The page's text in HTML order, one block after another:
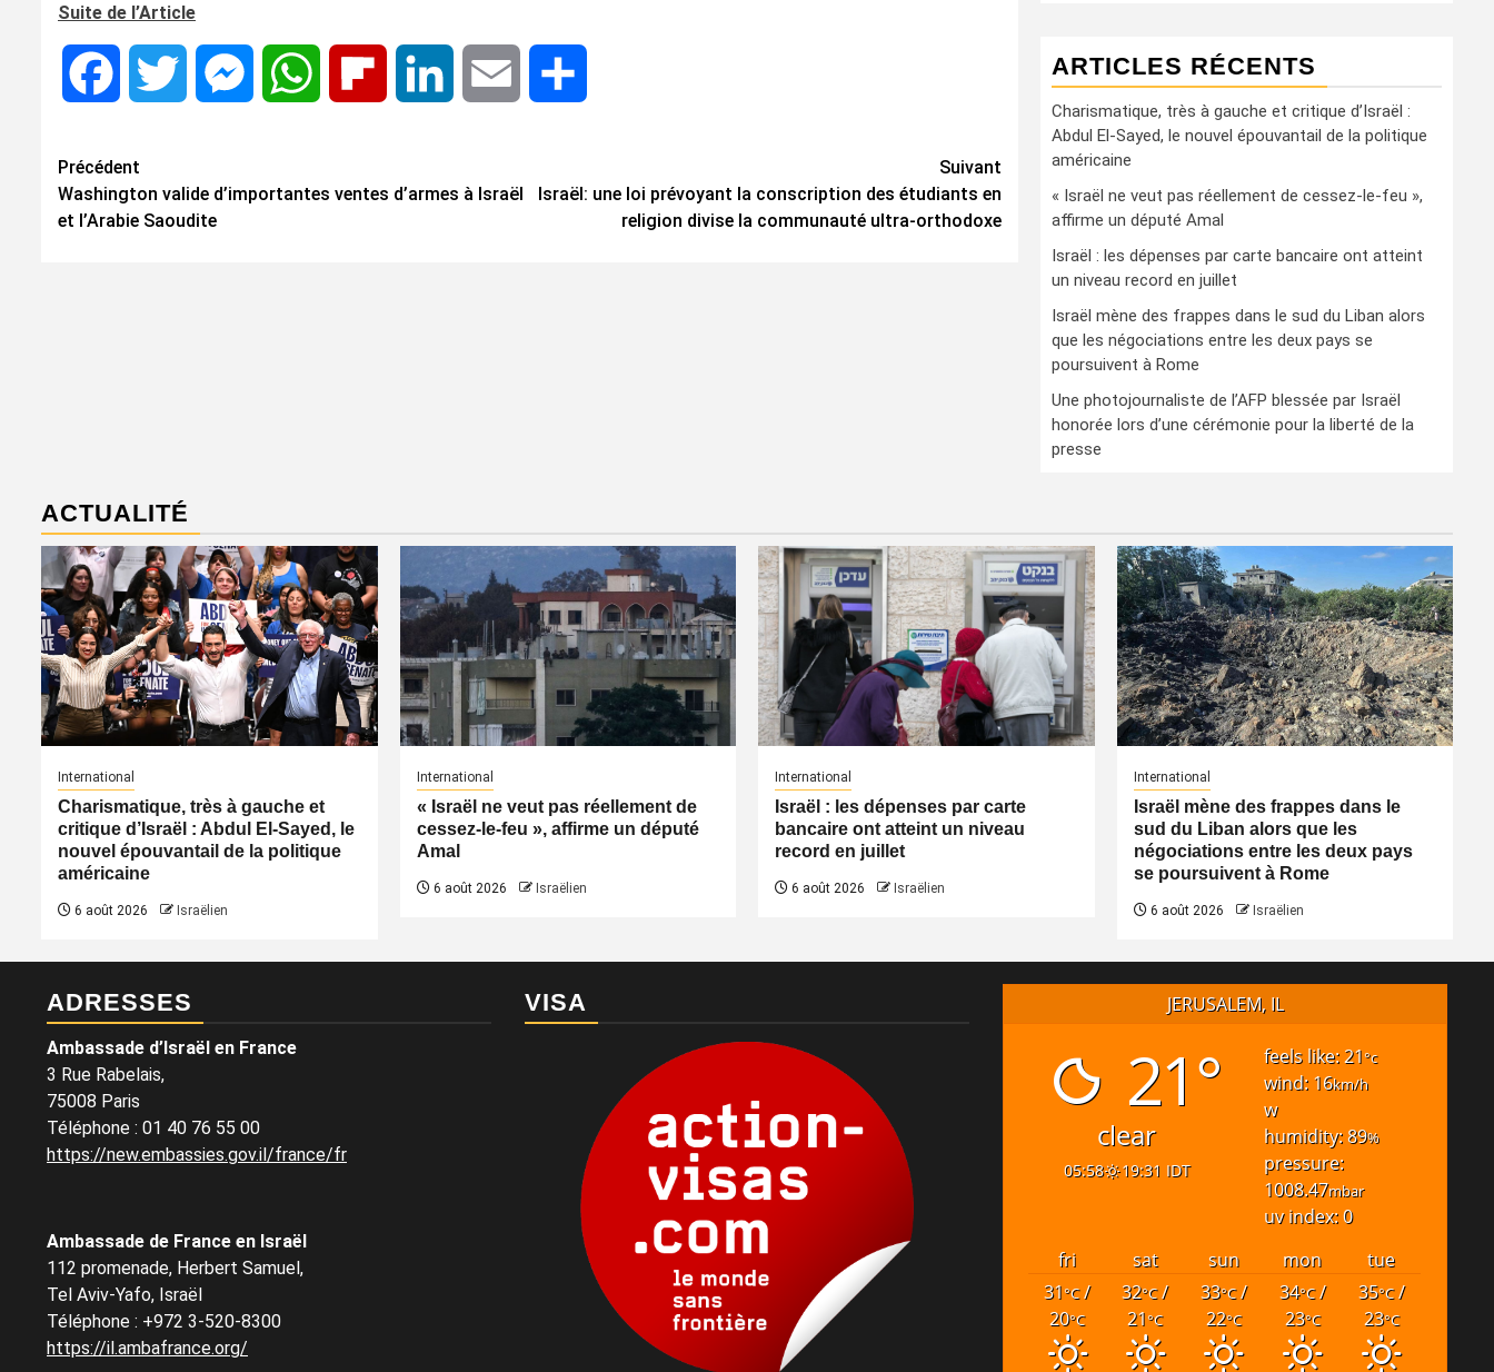
Suite de l’Article
Facebook Twitter MessengerWhatsApp Flipboard LinkedIn Email
Navigation
d’article
Précédent
Washington valide d’importantes ventes d’armes à Israël
et l’Arabie Saoudite
Suivant
Israël: une loi prévoyant la conscription des étudiants en
religion divise la communauté ultra-orthodoxe
ARTICLES RÉCENTS
Charismatique, très à gauche et critique d’Israël :
Abdul El-Sayed, le nouvel épouvantail de la politique
américaine
« Israël ne veut pas réellement de cessez-le-feu »,
affirme un député Amal
Israël : les dépenses par carte bancaire ont atteint
un niveau record en juillet
Israël mène des frappes dans le sud du Liban alors
que les négociations entre les deux pays se
poursuivent à Rome
Une photojournaliste de l’AFP blessée par Israël
honorée lors d’une cérémonie pour la liberté de la
presse
ACTUALITÉ
International
Charismatique, très à gauche et
critique d’Israël : Abdul El-Sayed, le
nouvel épouvantail de la politique
américaine
6 août 2026 Israëlien
International
« Israël ne veut pas réellement de
cessez-le-feu », affirme un député
Amal
6 août 2026 Israëlien
International
Israël : les dépenses par carte
bancaire ont atteint un niveau
record en juillet
6 août 2026 Israëlien
International
Israël mène des frappes dans le
sud du Liban alors que les
négociations entre les deux pays
se poursuivent à Rome
6 août 2026 Israëlien
ADRESSES
Ambassade d’Israël en France
3 Rue Rabelais,
75008 Paris
Téléphone : 01 40 76 55 00
https://new.embassies.gov.il/france/fr
Ambassade de France en Israël
112 promenade, Herbert Samuel,
Tel Aviv-Yafo, Israël
Téléphone : +972 3-520-8300
https://il.ambafrance.org/
VISA JERUSALEM, IL
21°
clear
05:58 19:31 IDT
feels like: 21°c
wind: 16km/h
w
humidity: 89%
pressure:
1008.47mbar
uv index: 0
fri
sat sun mon
tue
31°C/
20°C
32°C/
21°C
33°C/
22°C
34°C/
23°C
35°C/
23°C